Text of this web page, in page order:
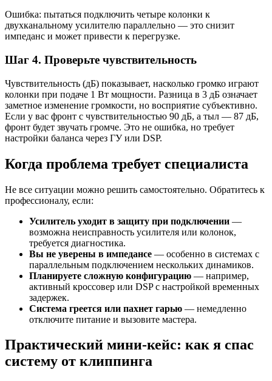
Ошибка: пытаться подключить четыре колонки к
двухканальному усилителю параллельно — это снизит
импеданс и может привести к перегрузке.
Шаг 4. Проверьте чувствительность
Чувствительность (дБ) показывает, насколько громко играют
колонки при подаче 1 Вт мощности. Разница в 3 дБ означает
заметное изменение громкости, но восприятие субъективно.
Если у вас фронт с чувствительностью 90 дБ, а тыл — 87 дБ,
фронт будет звучать громче. Это не ошибка, но требует
настройки баланса через ГУ или DSP.
Когда проблема требует специалиста
Не все ситуации можно решить самостоятельно. Обратитесь к
профессионалу, если:
Усилитель уходит в защиту при подключении —
возможна неисправность усилителя или колонок,
требуется диагностика.
Вы не уверены в импедансе — особенно в системах с
параллельным подключением нескольких динамиков.
Планируете сложную конфигурацию — например,
активный кроссовер или DSP с настройкой временных
задержек.
Система греется или пахнет гарью — немедленно
отключите питание и вызовите мастера.
Практический мини-кейс: как я спас
систему от клиппинга